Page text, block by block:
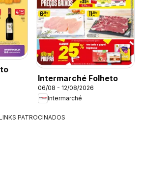
Intermarché Folheto
06/08 - 12/08/2026
Intermarché
PATROCINADOS